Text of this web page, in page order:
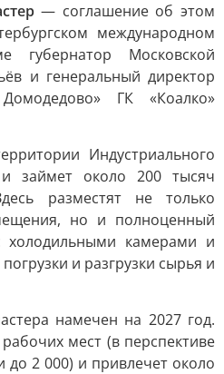
— соглашение об этом
международном
губернатор Московской
и генеральный директор
ГК «Коалко»
Индустриального
займет около 200 тысяч
разместят не только
но и полноценный
холодильными камерами и
и разгрузки сырья и
намечен на 2027 год.
мест (в перспективе
до 2 000) и привлечет около